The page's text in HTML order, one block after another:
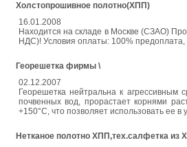
Холстопрошивное полотно(ХПП)
16.01.2008
Находится на складе в Москве (СЗАО)
НДС)! Условия оплаты: 100%
Георешетка фирмы \
02.12.2007
Георешетка нейтральна к агрессивным
почвенных вод, прорастает корнями
+150°С, что позволяет использовать ее в
Нетканое полотно ХПП,тех.салфетка из